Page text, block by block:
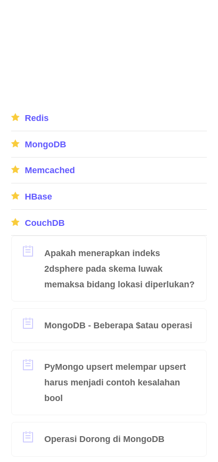
Redis
MongoDB
Memcached
HBase
CouchDB
Apakah menerapkan indeks
2dsphere pada skema luwak
memaksa bidang lokasi diperlukan?
MongoDB - Beberapa $atau operasi
PyMongo upsert melempar upsert
harus menjadi contoh kesalahan
bool
Operasi Dorong di MongoDB